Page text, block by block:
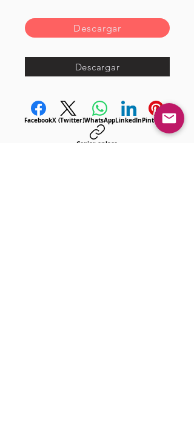
Descargar
Descargar
FacebookX (Twitter)WhatsAppLinkedInPinterest
Copiar enlace